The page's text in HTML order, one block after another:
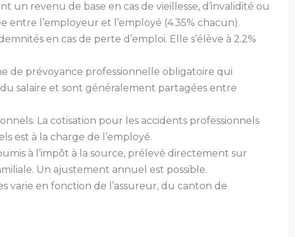
un revenu de base en cas de vieillesse, d’invalidité ou
entre l’employeur et l’employé (4.35% chacun).
en cas de perte d’emploi. Elle s’élève à 2.2%
de prévoyance professionnelle obligatoire qui
du salaire et sont généralement partagées entre
La cotisation pour les accidents professionnels
est à la charge de l’employé.
à l’impôt à la source, prélevé directement sur
Un ajustement annuel est possible.
varie en fonction de l’assureur, du canton de